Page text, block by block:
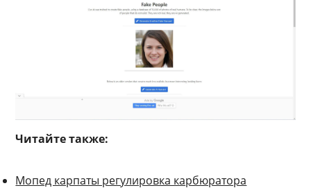
Читайте также:
Мопед карпаты регулировка карбюратора